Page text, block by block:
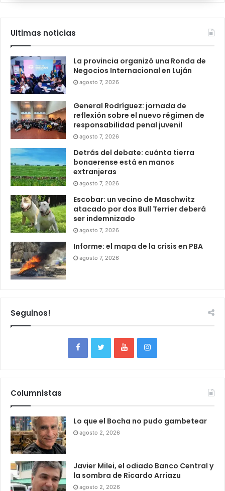
Ultimas noticias
La provincia organizó una Ronda de
Negocios Internacional en Luján
agosto 7, 2026
General Rodríguez: jornada de
reflexión sobre el nuevo régimen de
responsabilidad penal juvenil
agosto 7, 2026
Detrás del debate: cuánta tierra
bonaerense está en manos
extranjeras
agosto 7, 2026
Escobar: un vecino de Maschwitz
atacado por dos Bull Terrier deberá
ser indemnizado
agosto 7, 2026
Informe: el mapa de la crisis en PBA
agosto 7, 2026
Seguinos!
Columnistas
Lo que el Bocha no pudo gambetear
agosto 2, 2026
Javier Milei, el odiado Banco Central y
la sombra de Ricardo Arriazu
agosto 2, 2026